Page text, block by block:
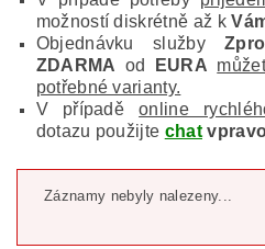
možností diskrétně až k
Objednávku služby
ZDARMA od EURA
potřebné varianty.
V případěonline
dotazu použijte chat
Záznamy nebyly nalezeny...